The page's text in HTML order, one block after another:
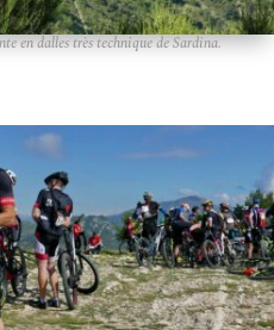
en dalles très technique de Sardina.